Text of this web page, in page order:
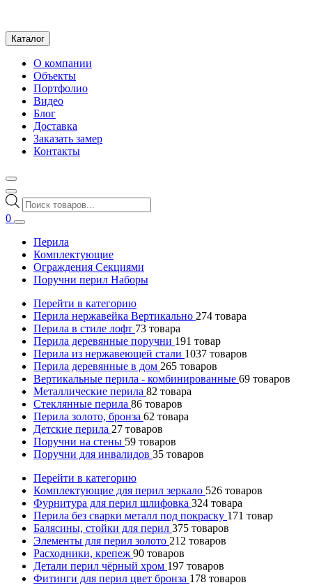
Каталог
О компании
Объекты
Портфолио
Видео
Блог
Доставка
Заказать замер
Контакты
Поиск
товаров
0
Перила
Комплектующие
Ограждения Секциями
Поручни перил Наборы
Перейти в категорию
Перила нержавейка Вертикально 274 товара
Перила в стиле лофт 73 товара
Перила деревянные поручни 191 товар
Перила из нержавеющей стали 1037 товаров
Перила деревянные в дом 265 товаров
Вертикальные перила - комбинированные 69 товаров
Металлические перила 82 товара
Стеклянные перила 86 товаров
Перила золото, бронза 62 товара
Детские перила 27 товаров
Поручни на стены 59 товаров
Поручни для инвалидов 35 товаров
Перейти в категорию
Комплектующие для перил зеркало 526 товаров
Фурнитура для перил шлифовка 324 товара
Перила без сварки металл под покраску 171 товар
Балясины, стойки для перил 375 товаров
Элементы для перил золото 212 товаров
Расходники, крепеж 90 товаров
Детали перил чёрный хром 197 товаров
Фитинги для перил цвет бронза 178 товаров